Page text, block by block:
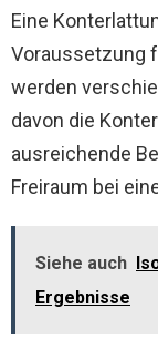
Eine
Voraussetzung
werden
davon die
ausreichende
Freiraum bei
Siehe auch
Ergebnisse